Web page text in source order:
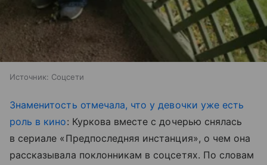
Источник: Соцсети
Знаменитость отмечала, что у девочки уже есть
роль в кино: Куркова вместе с дочерью снялась
в сериале «Предпоследняя инстанция», о чем она
рассказывала поклонникам в соцсетях. По словам